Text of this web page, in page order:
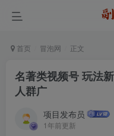
首页 冒泡网 正文
名著类视频号 玩法
人群广
项目发布员
1年前更新